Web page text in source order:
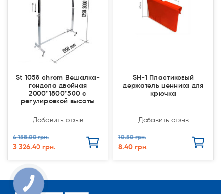
St 1058 chrom Вешалка-
гондола двойная
2000*1800*500 с
регулировкой высоты
Добавить отзыв
4 158.00 грн.
3 326.40 грн.
SH-1 Пластиковый
держатель ценника для
крючка
Добавить отзыв
10.50 грн.
8.40 грн.